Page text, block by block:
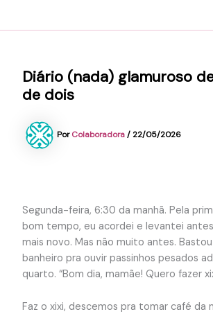
Diário (nada) glamuroso
de dois
PorColaboradora/22/05/2026
Segunda-feira, 6:30 da manhã. Pela
bom tempo, eu acordei e levantei
mais novo. Mas não muito antes.
banheiro pra ouvir passinhos pesados
quarto. “Bom dia, mamãe! Quero fazer
Faz o xixi, descemos pra tomar café da